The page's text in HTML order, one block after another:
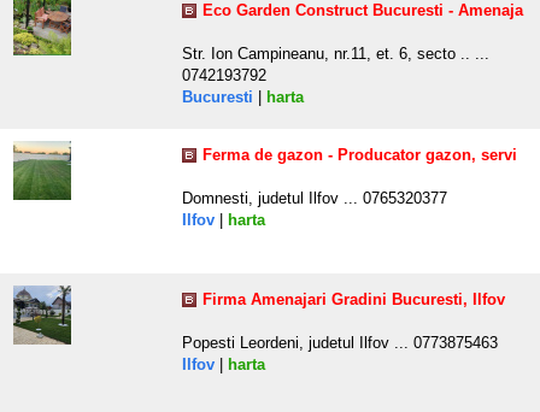
Eco Garden Construct Bucuresti - Amenaja
Str. Ion Campineanu, nr.11, et. 6, secto .. ...
0742193792
Bucuresti
harta
Ferma de gazon - Producator gazon, servi
Domnesti, judetul Ilfov ... 0765320377
Ilfov
harta
Firma Amenajari Gradini Bucuresti, Ilfov
Popesti Leordeni, judetul Ilfov ... 0773875463
Ilfov
harta